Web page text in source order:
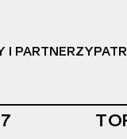
I PARTNERZY